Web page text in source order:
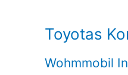
Toyotas
Wohmmobil